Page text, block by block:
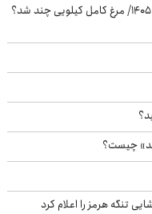
قیمت جدید گوشت مرغ امروز شنبه ۱۷ مرداد ۱۴۰۵/ مرغ کامل کیلویی چند شد؟
چیست؟
تنگه هرمز را اعلام کرد